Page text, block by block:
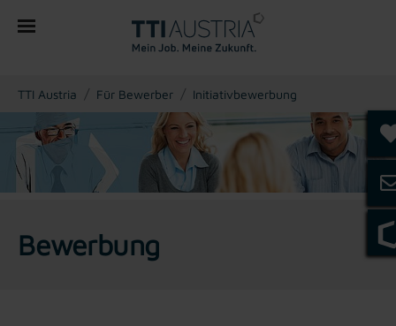
You are here:
TTI Austria Für Bewerber Initiativbewerbung
Bewerbung